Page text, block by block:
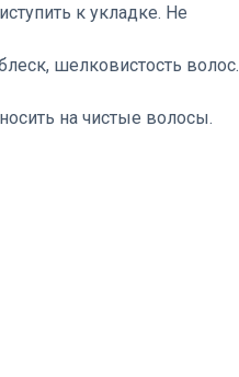
к укладке. Не
шелковистость волос.
на чистые волосы.